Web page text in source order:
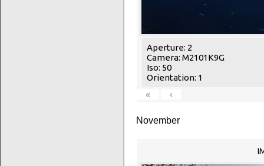
Aperture: 2
Camera: M2101K9G
Iso: 50
Orientation: 1
«
‹
November